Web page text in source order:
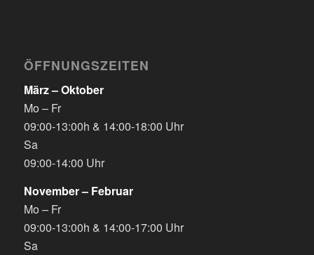
ÖFFNUNGSZEITEN
März – Oktober
Mo – Fr
09:00-13:00h & 14:00-18:00 Uhr
Sa
09:00-14:00 Uhr
November – Februar
Mo – Fr
09:00-13:00h & 14:00-17:00 Uhr
Sa